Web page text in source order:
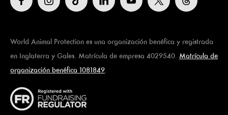
World Animal Protection es una organización benéfica y registrada
en Inglaterra y Gales. Matrícula de empresa 4029540. Matrícula de
organización benéfica 1081849